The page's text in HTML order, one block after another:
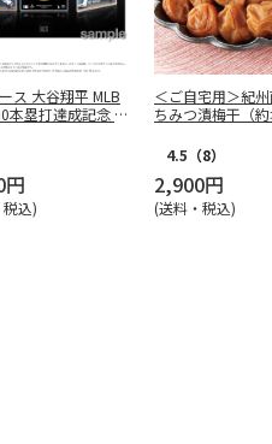
ス 大谷翔平 MLB
本塁打達成記念 コ
込)
＜ご自宅用＞紀
ちみつ漬梅干（
4.5 （8）
2,900円
(送料・税込)